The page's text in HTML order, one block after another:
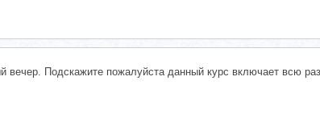
вечер. Подскажите пожалуйста данный курс включает всю